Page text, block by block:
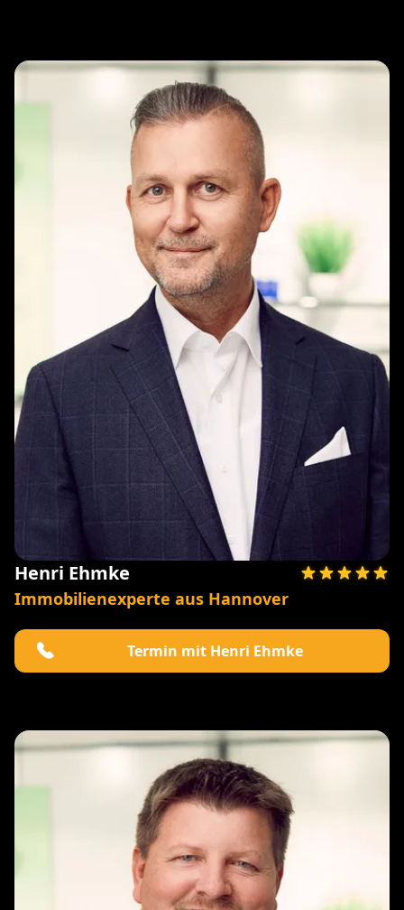
Henri Ehmke
Immobilienexperte aus Hannover
Termin mit Henri Ehmke